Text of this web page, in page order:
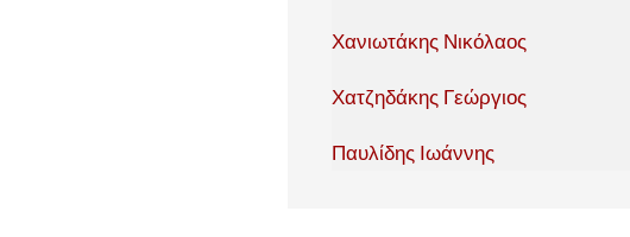
Χανιωτάκης Νικόλαος
Χατζηδάκης Γεώργιος
Παυλίδης Ιωάννης